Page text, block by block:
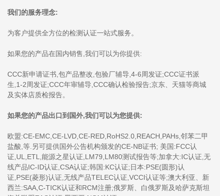
我们的服务理念:
为客户提供全方位的检测认证一站式服务。
如果您的产品在国内销售,我们可以为你提供:
CCC新申请证书,包产品整改,包验厂辅导,4-6周发证;CCC证书派
生,1-2周发证;CCC年审辅导,CCC确认检验报告;京东、天猫等商城
及实体店质检报告。
如果您的产品出口到国外,我们可以为您提供:
欧盟:CE-EMC,CE-LVD,CE-RED,RoHS2.0,REACH,PAHs,邻苯二甲
盐酸,等.另可提供国外公告机构颁发的CE-NB证书; 美国:FCC认
证,UL,ETL,能源之星认证,LM79,LM80测试报告等;加拿大:IC认证,无
线产品IC-ID认证,CSA认证;韩国:KC认证;日本:PSE(圆形)认
证,PSE(菱形)认证,无线产品TELEC认证,VCCI认证等;澳大利亚、新
西兰:SAA,C-TICK认证和RCM注册;俄罗斯、白俄罗斯及哈萨克斯坦